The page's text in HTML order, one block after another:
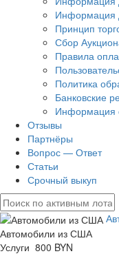
Информация
Принцип
Сбор
Правила
Политика
Банковские
Информация
Отзывы
Партнёры
Вопрос — Ответ
Статьи
Срочный выкуп
Автомобили из США
Услуги 800 BYN